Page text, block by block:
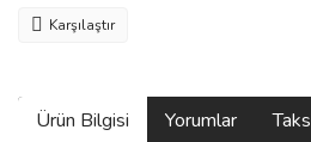
Karşılaştır
Ürün Bilgisi Yorumlar